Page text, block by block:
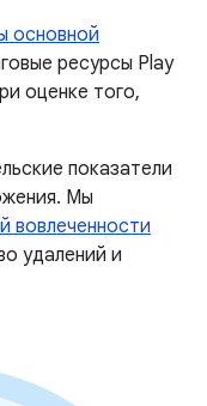
основной
ресурсы Play
оценке того,
показатели
Мы
вовлеченности
удалений и